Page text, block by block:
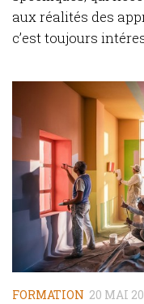
aux réalités des
c’est toujours
FORMATION 20 MAI